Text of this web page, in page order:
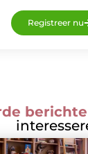
Registreer nu